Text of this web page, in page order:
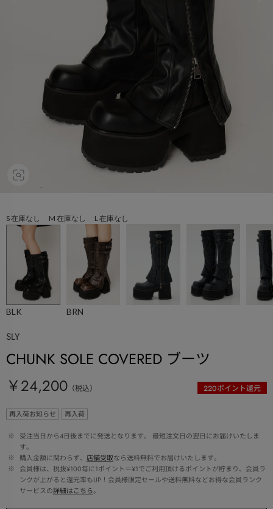
S 在庫なし M 在庫なし L 在庫なし
BLK BRN
SLY
CHUNK SOLE COVERED ブーツ
￥24,200 （税込） 220ポイント還元
再入荷お知らせ 再入荷
※
受注当日から4日後までに発送となります。 最短注文日の翌日にお届けいたしま
す。
※
購入金額に関わらず、 店舗受取なら送料無料でお届けいたします。
※
会員様は、税抜¥100毎に1ポイント＝¥1でご利用頂けるポイントが貯まり、会員ラ
ンクが上がると還元率もUP！会員様限定セールや送料無料などお得な会員ランク
サービスの詳細はこちら。